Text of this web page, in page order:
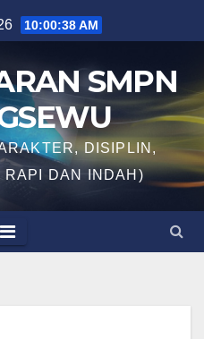
10:00:39 AM
SMPN
DISIPLIN,
RAPI DAN INDAH)